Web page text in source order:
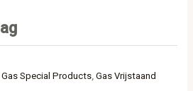
,Gas Special Products ,Gas Vrijstaand